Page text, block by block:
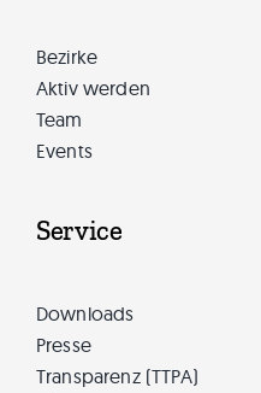
Bezirke
Aktiv werden
Team
Events
Service
Downloads
Presse
Transparenz (TTPA)